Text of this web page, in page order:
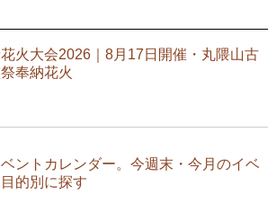
火大会2026｜8月17日開催・丸隈山古
奉納花火
ントカレンダー。今週末・今月のイベ
的別に探す